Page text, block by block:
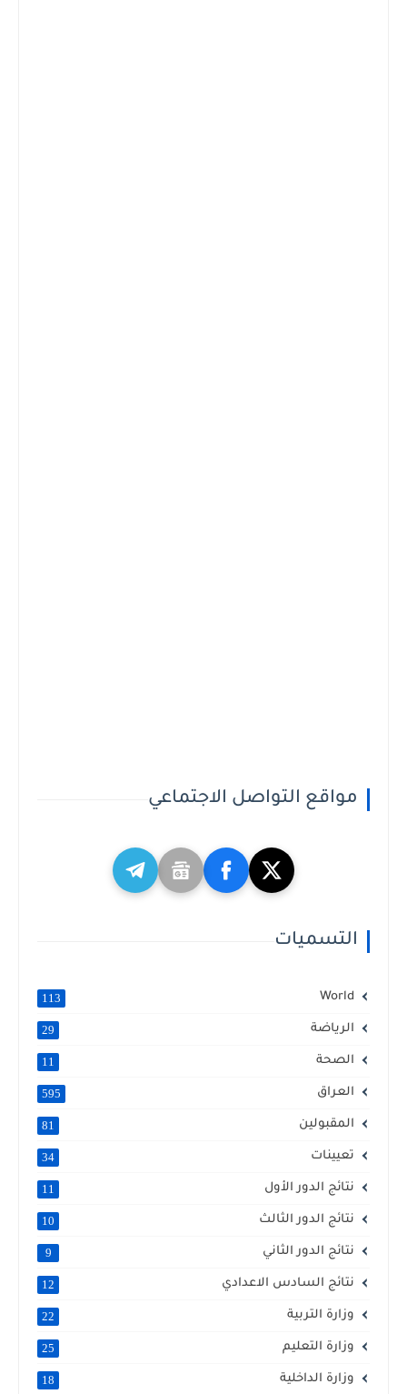
مواقع التواصل الاجتماعي
التسميات
World
113
الرياضة 29
الصحة 11
العراق 595
المقبولين 81
تعيينات 34
نتائج الدور الأول 11
نتائج الدور الثالث 10
نتائج الدور الثاني 9
نتائج السادس الاعدادي 12
وزارة التربية 22
وزارة التعليم 25
وزارة الداخلية 18